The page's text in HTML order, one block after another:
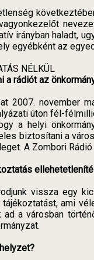
irányban haladt,
egyébként az
NÉLKÜL
a rádiót az
2007. november
úton fél-
a helyi
biztosítani a
A Zombori
vissza egy
ami
a városban